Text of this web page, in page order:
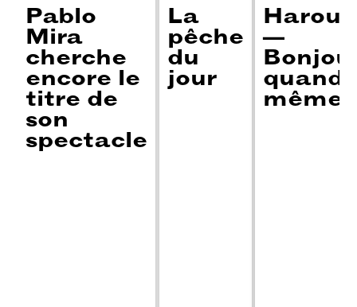
Pablo
Mira
cherche
encore le
titre de
son
spectacle
La
pêche
du
jour
Haroun
—
quand
même